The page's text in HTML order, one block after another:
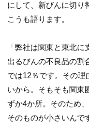
にして、新びんに切り
こうも語ります。
「弊社は関東と東北
出るびんの不良品の割
では12％です。その理
いから。そもそも関東
ずか4か所。そのため
そのものが小さいんで